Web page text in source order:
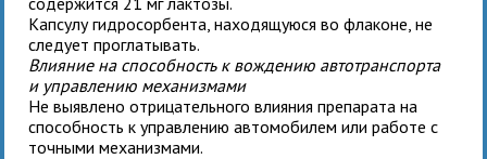
Капсулу гидросорбента, находящуюся во флаконе, не
следует проглатывать.
Влияние на способность к вождению автотранспорта
и управлению механизмами
Не выявлено отрицательного влияния препарата на
способность к управлению автомобилем или работе с
точными механизмами.